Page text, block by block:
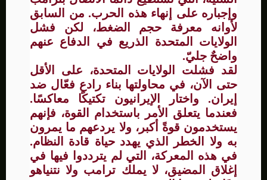
وإجباره على إنهاء هذه الحرب. من السابق
لأوانه معرفة حجم الضغط، لكن فشل
الولايات المتحدة الذريع في الدفاع عنهم
واضحٌ جليّ.
لقد فشلت الولايات المتحدة، على الأقل
حتى الآن، في محاولتها بناء رادع فعّال ضد
إيران. واختار الإيرانيون تكتيكًا معاكسًا.
فعندما يتعلق الأمر باستخدام القوة، فإنهم
يستخدمون قوةً أكبر، ولا يردعهم ما يمرون
به ولا الخطر الذي يهدد حياة قادة النظام.
في هذه المعركة، التي لم يترددوا فيها في
إغلاق المضيق، لا يملك ترامب ولا نتنياهو